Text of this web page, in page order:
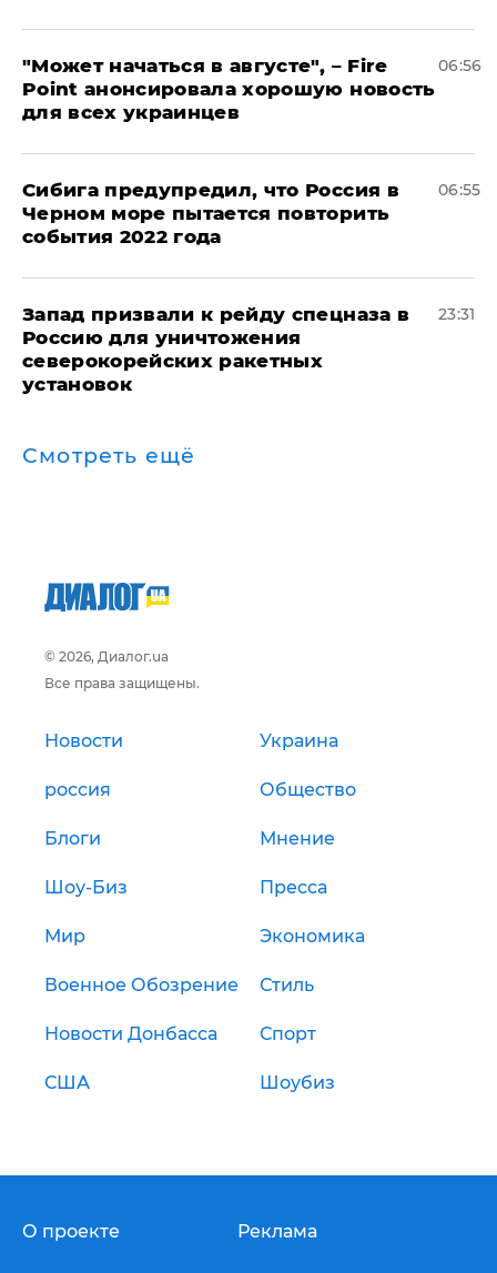
"Может начаться в августе", – Fire
Point анонсировала хорошую новость
для всех украинцев
06:56
Сибига предупредил, что Россия в
Черном море пытается повторить
события 2022 года
06:55
Запад призвали к рейду спецназа в
Россию для уничтожения
северокорейских ракетных
установок
23:31
Смотреть ещё
© 2026, Диалог.ua
Все права защищены.
Новости Украина
россия Общество
Блоги Мнение
Шоу-Биз Пресса
Мир Экономика
Военное Обозрение Стиль
Новости Донбасса Спорт
США Шоубиз
О проекте Реклама